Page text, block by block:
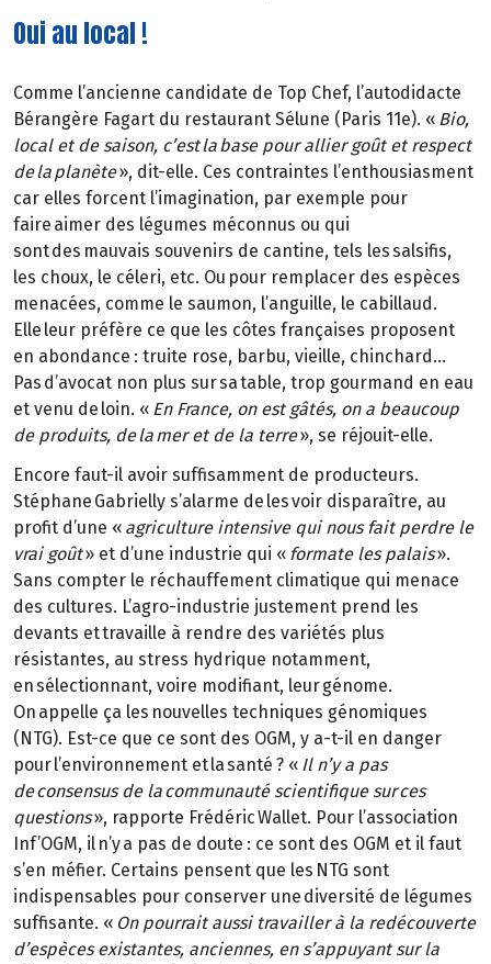
Oui au local !
Comme l’ancienne candidate de Top Chef, l’autodidacte
Bérangère Fagart du restaurant Sélune (Paris 11e). « Bio,
local et de saison, c’est la base pour allier goût et respect
de la planète», dit-elle. Ces contraintes l’enthousiasment
car elles forcent l’imagination, par exemple pour
faire aimer des légumes méconnus ou qui
sont des mauvais souvenirs de cantine, tels les salsifis,
les choux, le céleri, etc. Ou pour remplacer des espèces
menacées, comme le saumon, l’anguille, le cabillaud.
Elle leur préfère ce que les côtes françaises proposent
en abondance : truite rose, barbu, vieille, chinchard…
Pas d’avocat non plus sur sa table, trop gourmand en eau
et venu de loin. « En France, on est gâtés, on a beaucoup
de produits, de la mer et de la terre», se réjouit-elle.
Encore faut-il avoir suffisamment de producteurs.
Stéphane Gabrielly s’alarme de les voir disparaître, au
profit d’une « agriculture intensive qui nous fait perdre le
vrai goût» et d’une industrie qui « formate les palais».
Sans compter le réchauffement climatique qui menace
des cultures. L’agro-industrie justement prend les
devants et travaille à rendre des variétés plus
résistantes, au stress hydrique notamment,
en sélectionnant, voire modifiant, leur génome.
On appelle ça les nouvelles techniques génomiques
(NTG). Est-ce que ce sont des OGM, y a-t-il en danger
pour l’environnement et la santé ? « Il n’y a pas
de consensus de la communauté scientifique sur ces
questions», rapporte Frédéric Wallet. Pour l’association
Inf’OGM, il n’y a pas de doute : ce sont des OGM et il faut
s’en méfier. Certains pensent que les NTG sont
indispensables pour conserver une diversité de légumes
suffisante. « On pourrait aussi travailler à la redécouverte
d’espèces existantes, anciennes, en s’appuyant sur la